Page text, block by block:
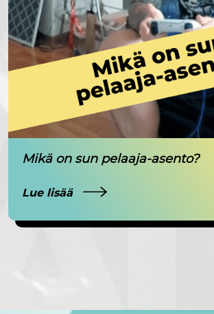
Mikä on sun pelaaja-asento?
Lue lisää